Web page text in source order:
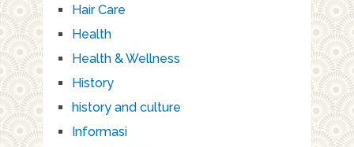
Hair Care
Health
Health & Wellness
History
history and culture
Informasi